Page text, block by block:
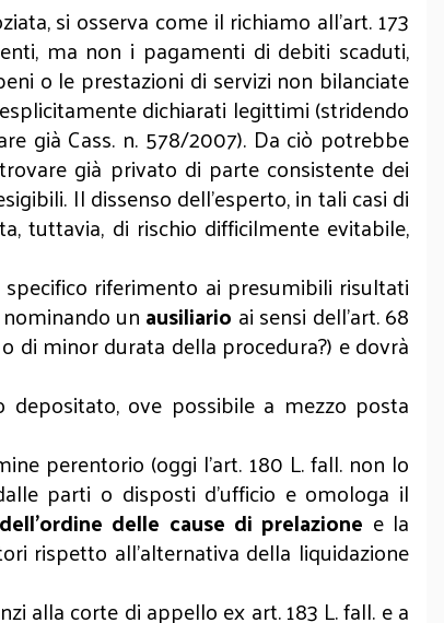
si osserva come il richiamo all’art. 173
ma non i pagamenti di debiti scaduti,
o le prestazioni di servizi non bilanciate
dichiarati legittimi (stridendo
già Cass. n. 578/2007). Da ciò potrebbe
già privato di parte consistente dei
Il dissenso dell’esperto, in tali casi di
tuttavia, di rischio difficilmente evitabile,
riferimento ai presumibili risultati
unausiliario ai sensi dell’art. 68
di minor durata della procedura?) e dovrà
ove possibile a mezzo posta
perentorio (oggi l’art. 180 L. fall. non lo
parti o disposti d’ufficio e omologa il
delle cause di prelazione e la
rispetto all’alternativa della liquidazione
alla corte di appello ex art. 183 L. fall. e a